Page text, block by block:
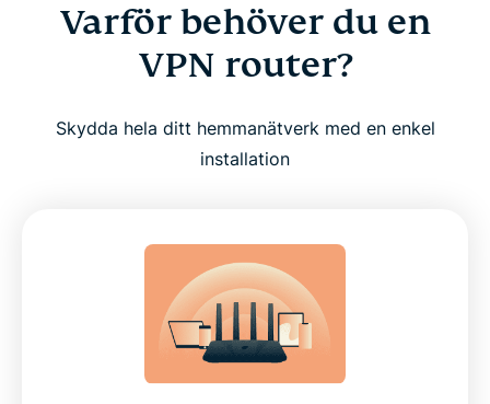
Varför behöver du en
VPN router?
Skydda hela ditt hemmanätverk med en enkel
installation